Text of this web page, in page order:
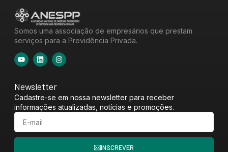
Somos uma associação de empresários que prestam
serviços para a Previdência Privada.
Newsletter
Cadastre-se em nossa newsletter para receber
informações atualizadas, notícias e promoções.
INSCREVER